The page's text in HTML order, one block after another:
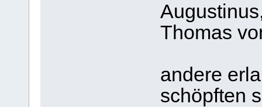
Thomas
andere
schöpften